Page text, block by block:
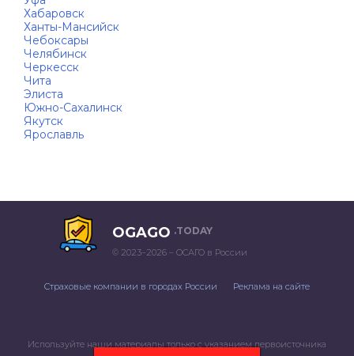
Хабаровск
Ханты-Мансийск
Чебоксары
Челябинск
Черкесск
Чита
Элиста
Южно-Сахалинск
Якутск
Ярославль
OGAGO .TODAY
© 2023–2026 – ОСАГО в России
Страховые компании в городах России Реклама на сайте
Используйте наши материалы только с указанием первоисточника